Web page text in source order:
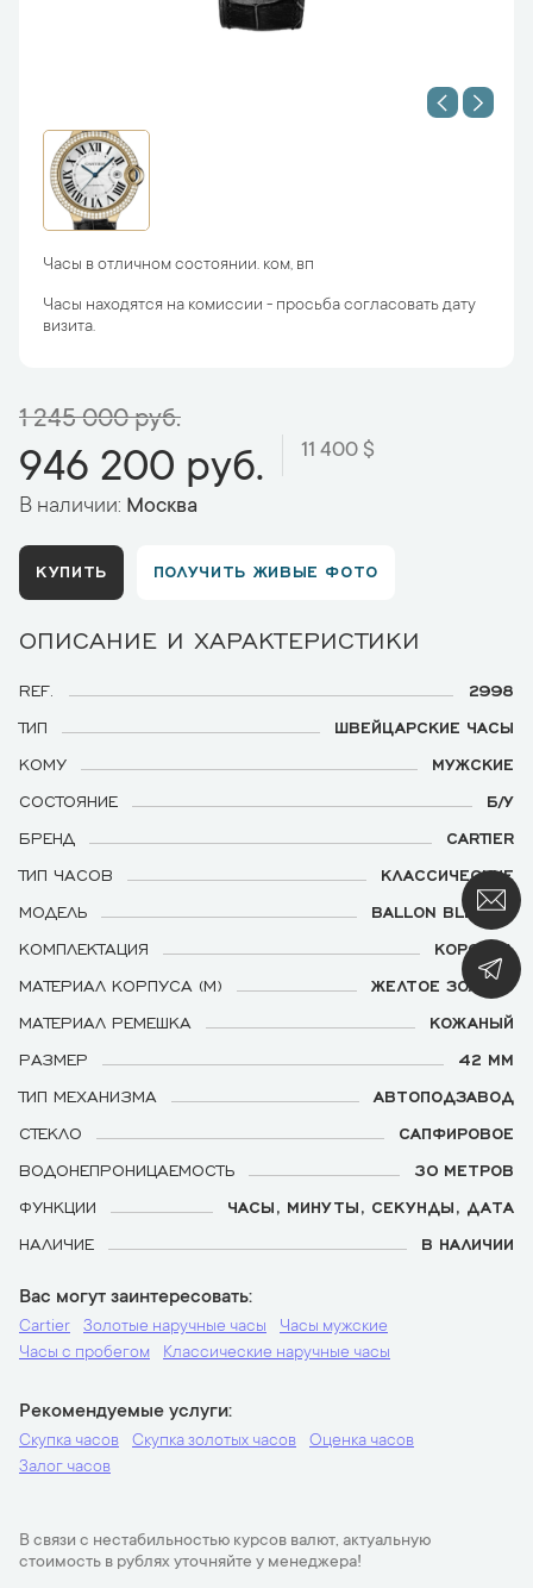
Часы в отличном состоянии. ком, вп
Часы находятся на комиссии - просьба согласовать дату
визита.
1 245 000 руб.
946 200 руб. 11 400 $
В наличии: Москва
КУПИТЬ ПОЛУЧИТЬ ЖИВЫЕ ФОТО
ОПИСАНИЕ И ХАРАКТЕРИСТИКИ
REF.
2998
ТИП
ШВЕЙЦАРСКИЕ ЧАСЫ
КОМУ
МУЖСКИЕ
СОСТОЯНИЕ
Б/У
БРЕНД
CARTIER
ТИП ЧАСОВ
КЛАССИЧЕСКИЕ
МОДЕЛЬ
BALLON BLEU DE
КОМПЛЕКТАЦИЯ
КОРОБКА
МАТЕРИАЛ КОРПУСА (М)
ЖЕЛТОЕ ЗОЛОТО
МАТЕРИАЛ РЕМЕШКА
КОЖАНЫЙ
РАЗМЕР
42 ММ
ТИП МЕХАНИЗМА
АВТОПОДЗАВОД
СТЕКЛО
САПФИРОВОЕ
ВОДОНЕПРОНИЦАЕМОСТЬ
30 МЕТРОВ
ФУНКЦИИ
ЧАСЫ, МИНУТЫ, СЕКУНДЫ, ДАТА
НАЛИЧИЕ
В НАЛИЧИИ
Вас могут заинтересовать
Cartier Золотые наручные часы
Часы мужские
Часы с пробегом
Классические наручные часы
Рекомендуемые услуги
Скупка часов Скупка золотых часов
Оценка часов
Залог часов
В связи с нестабильностью курсов валют, актуальную
стоимость в рублях уточняйте у менеджера!